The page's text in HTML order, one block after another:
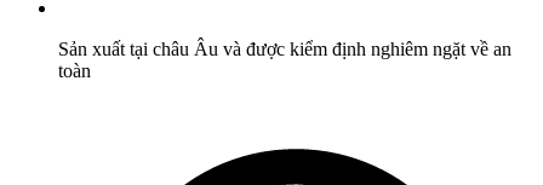
Sản xuất tại châu Âu và được kiểm định nghiêm ngặt về an
toàn